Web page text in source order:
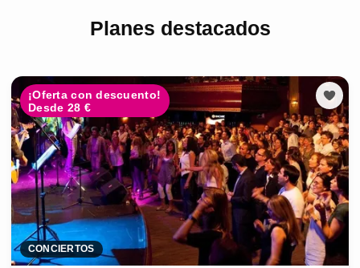
Planes destacados
¡Oferta con descuento!
Desde 28 €
CONCIERTOS